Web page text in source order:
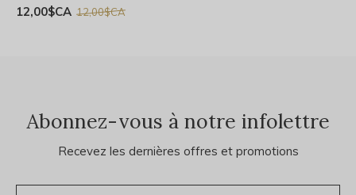
12,00$CA 12,00$CA
Abonnez-vous à notre infolettre
Recevez les dernières offres et promotions